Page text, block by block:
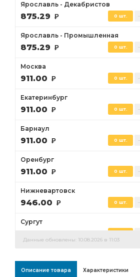
Ярославль - Декабристов
875.29 Р 0 шт.
Ярославль - Промышленная
875.29 Р 0 шт.
Москва
911.00 Р 0 шт.
Екатеринбург
911.00 Р 0 шт.
Барнаул
911.00 Р 0 шт.
Оренбург
911.00 Р 0 шт.
Нижневартовск
946.00 Р 0 шт.
Сургут
Данные обновлены: 10.08.2026 в 11:03
Описание товара Характеристики